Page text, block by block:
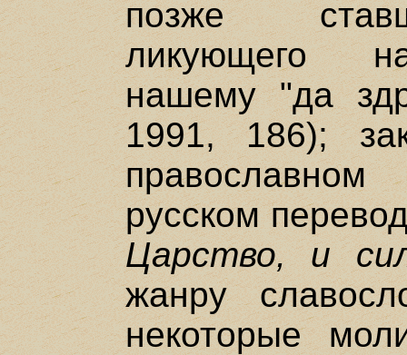
позже
ликующего
нашему "да
1991, 186);
русском
Царство, и
жанру
некоторые